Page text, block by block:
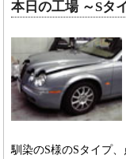
本日の工場 ～Sタ
馴染のS様のSタイプ